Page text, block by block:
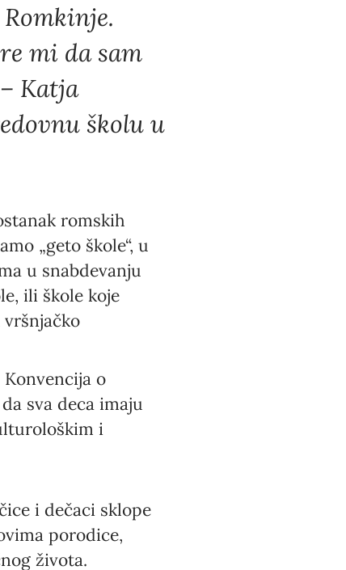
mi da sam
Katja
školu u
romskih
„geto škole“, u
u snabdevanju
ili škole koje
o
sva deca imaju
i
i dečaci sklope
porodice,
života.